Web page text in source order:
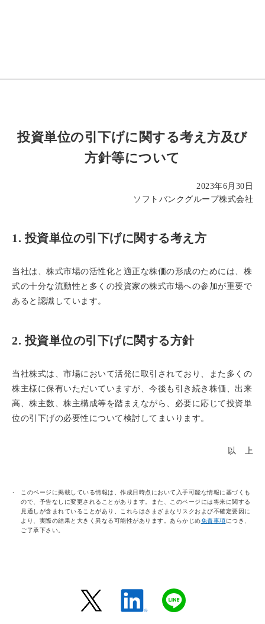
投資単位の引下げに関する考え方及び
方針等について
2023年6月30日
ソフトバンクグループ株式会社
1. 投資単位の引下げに関する考え方
当社は、株式市場の活性化と適正な株価の形成のためには、株
式の十分な流動性と多くの投資家の株式市場への参加が重要で
あると認識しています。
2. 投資単位の引下げに関する方針
当社株式は、市場において活発に取引されており、また多くの
株主様に保有いただいていますが、今後も引き続き株価、出来
高、株主数、株主構成等を踏まえながら、必要に応じて投資単
位の引下げの必要性について検討してまいります。
以 上
このページに掲載している情報は、作成日時点において入手可能な情報に基づくも
ので、予告なしに変更されることがあります。また、このページには将来に関する
見通しが含まれていることがあり、これらはさまざまなリスクおよび不確定要因に
より、実際の結果と大きく異なる可能性があります。あらかじめ免責事項につき、
ご了承下さい。